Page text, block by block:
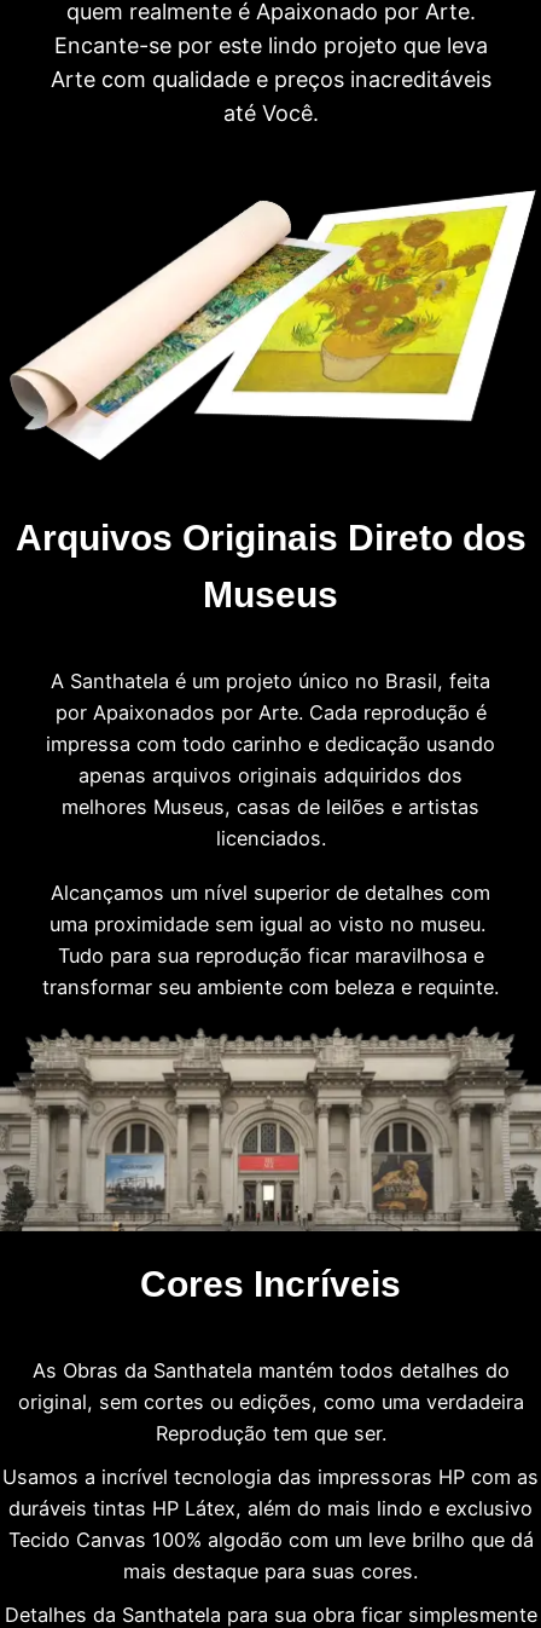
quem realmente é Apaixonado por Arte.
Encante-se por este lindo projeto que leva
Arte com qualidade e preços inacreditáveis
até Você.
Arquivos Originais Direto dos
Museus
A Santhatela é um projeto único no Brasil, feita
por Apaixonados por Arte. Cada reprodução é
impressa com todo carinho e dedicação usando
apenas arquivos originais adquiridos dos
melhores Museus, casas de leilões e artistas
licenciados.
Alcançamos um nível superior de detalhes com
uma proximidade sem igual ao visto no museu.
Tudo para sua reprodução ficar maravilhosa e
transformar seu ambiente com beleza e requinte.
Cores Incríveis
As Obras da Santhatela mantém todos detalhes do
original, sem cortes ou edições, como uma verdadeira
Reprodução tem que ser.
Usamos a incrível tecnologia das impressoras HP com as
duráveis tintas HP Látex, além do mais lindo e exclusivo
Tecido Canvas 100% algodão com um leve brilho que dá
mais destaque para suas cores.
Detalhes da Santhatela para sua obra ficar simplesmente